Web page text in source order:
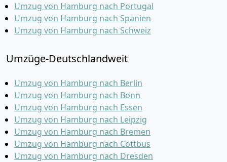
Umzug von Hamburg nach Portugal
Umzug von Hamburg nach Spanien
Umzug von Hamburg nach Schweiz
Umzüge-Deutschlandweit
Umzug von Hamburg nach Berlin
Umzug von Hamburg nach Bonn
Umzug von Hamburg nach Essen
Umzug von Hamburg nach Leipzig
Umzug von Hamburg nach Bremen
Umzug von Hamburg nach Cottbus
Umzug von Hamburg nach Dresden